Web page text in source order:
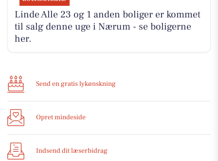
Linde Alle 23 og 1 anden boliger er kommet
til salg denne uge i Nærum - se boligerne
her.
Send en gratis lykønskning
Opret mindeside
Indsend dit læserbidrag